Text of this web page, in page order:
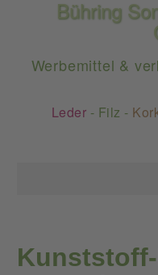
Bühring
Werbemittel &
Leder - Filz -